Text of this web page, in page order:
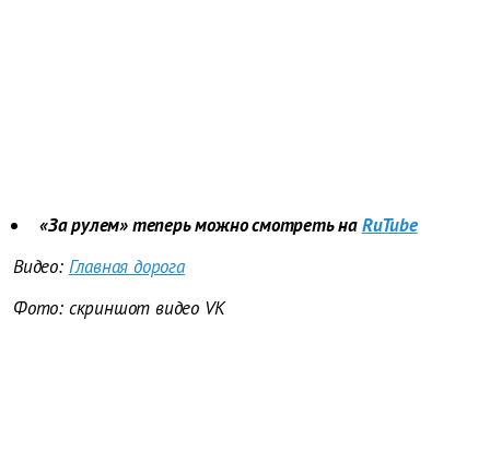
«За рулем» теперь можно смотреть наRuTube
Видео: Главная дорога
Фото: скриншот видео VK